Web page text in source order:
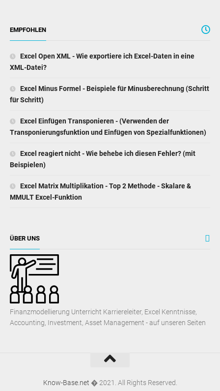
EMPFOHLEN
Excel Open XML - Wie exportiere ich Excel-Daten in eine
XML-Datei?
Excel Minus Formel - Beispiele für Minusberechnung (Schritt
für Schritt)
Excel Einfügen Transponieren - (Verwenden der
Transponierungsfunktion und Einfügen von Spezialfunktionen)
Excel reagiert nicht - Wie behebe ich diesen Fehler? (mit
Beispielen)
Excel Matrix Multiplikation - Top 2 Methode - Skalare &
MMULT Excel-Funktion
ÜBER UNS
Finanzmodellierung Unterricht Karriereleiter, Excel Kenntnisse,
Accounting, Investment, Asset Management - auf unseren Seiten
Know-Base.net � 2021. All Rights Reserved.